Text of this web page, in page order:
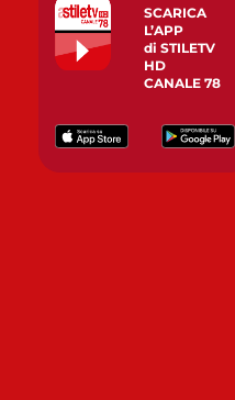
SCARICA
L’APP
di STILETV
HD
CANALE 78